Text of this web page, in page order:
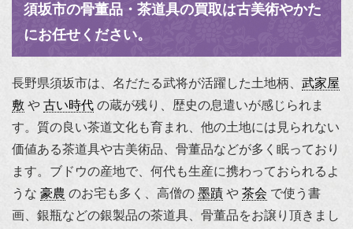
須坂市の骨董品・茶道具の買取は古美術やかた
にお任せください。
長野県須坂市は、名だたる武将が活躍した土地柄、 武家屋
敷 や 古い時代 の蔵が残り、歴史の息遣いが感じられま
す。質の良い茶道文化も育まれ、他の土地には見られない
価値ある茶道具や古美術品、骨董品などが多く眠っており
ます。ブドウの産地で、何代も生産に携わっておられるよ
うな 豪農 のお宅も多く、高僧の 墨蹟 や 茶会 で使う書
画、銀瓶などの銀製品の茶道具、骨董品をお譲り頂きまし